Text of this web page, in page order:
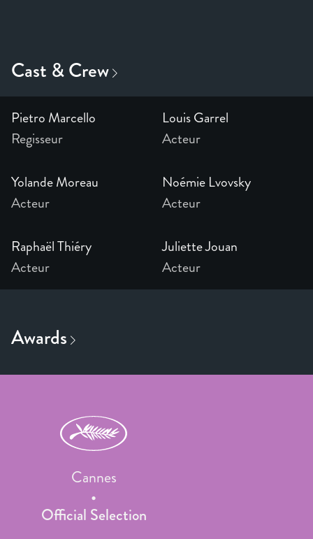
Pietro Marcello
Regisseur
Louis Garrel
Acteur
Yolande Moreau
Acteur
Noémie Lvovsky
Acteur
Raphaël Thiéry
Acteur
Juliette Jouan
Acteur
Cannes
Official Selection